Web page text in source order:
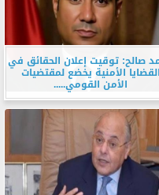
صالح: توقيت إعلان الحقائق في
القضايا الأمنية يخضع لمقتضيات
الأمن القومي.....